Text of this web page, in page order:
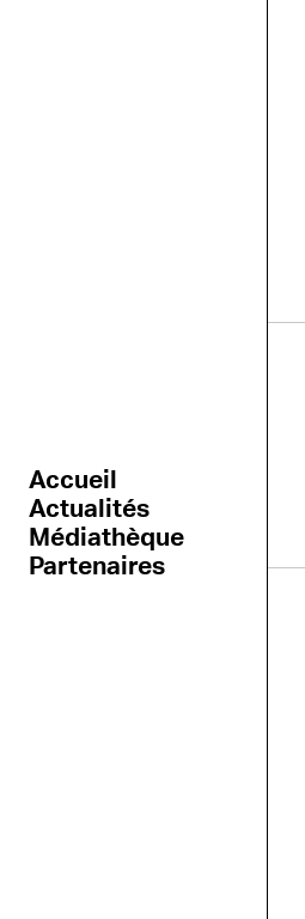
Accueil
Actualités
Médiathèque
Partenaires